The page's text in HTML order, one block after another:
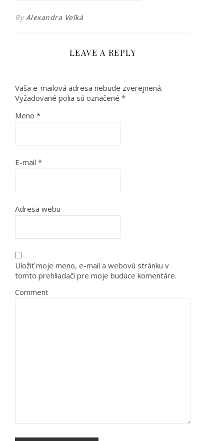
By Alexandra Veľká
LEAVE A REPLY
Vaša e-mailová adresa nebude zverejnená.
Vyžadované polia sú označené *
Meno *
E-mail *
Adresa webu
Uložiť moje meno, e-mail a webovú stránku v
tomto prehliadači pre moje budúce komentáre.
Comment